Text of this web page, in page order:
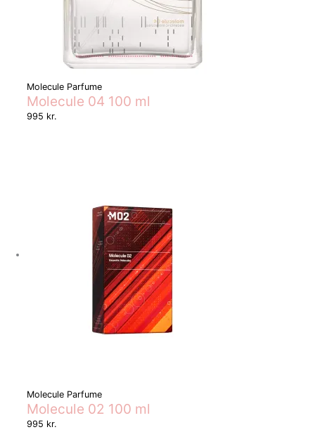
Molecule Parfume
Molecule 04 100 ml
995 kr.
Molecule Parfume
Molecule 02 100 ml
995 kr.